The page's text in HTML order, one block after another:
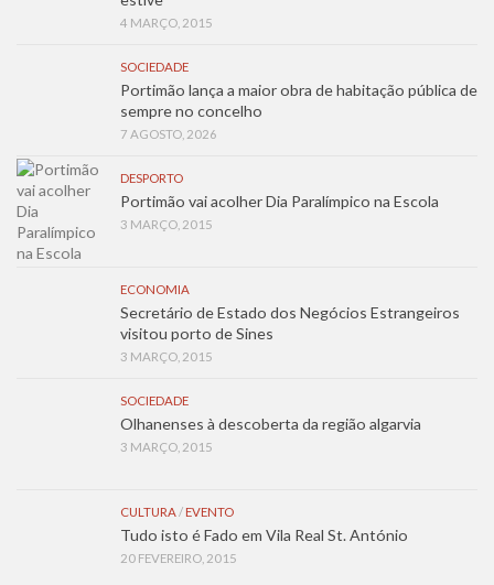
4 MARÇO, 2015
SOCIEDADE
Portimão lança a maior obra de habitação pública de
sempre no concelho
7 AGOSTO, 2026
DESPORTO
Portimão vai acolher Dia Paralímpico na Escola
3 MARÇO, 2015
ECONOMIA
Secretário de Estado dos Negócios Estrangeiros
visitou porto de Sines
3 MARÇO, 2015
SOCIEDADE
Olhanenses à descoberta da região algarvia
3 MARÇO, 2015
CULTURA/ EVENTO
Tudo isto é Fado em Vila Real St. António
20 FEVEREIRO, 2015